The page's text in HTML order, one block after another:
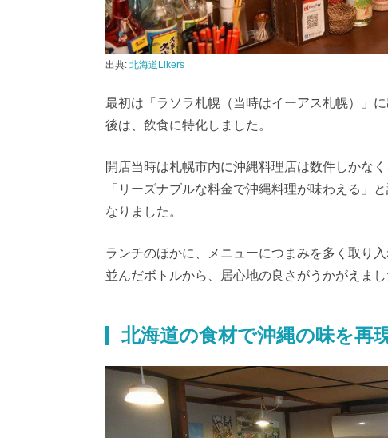
出典: 北海道Likers
最初は「ラソラ札幌（当時はイーアス札幌）」
後は、飲食に特化しました。
開店当時は札幌市内に沖縄料理店は数件しかな
「リーズナブルな料金で沖縄料理が味わえる」
なりました。
ランチのほかに、メニューにつまみを多く取り
並んだボトルから、居心地の良さがうかがえまし
北海道の食材で沖縄の味を再